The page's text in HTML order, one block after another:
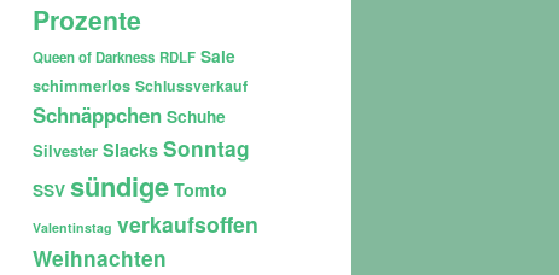
Prozente
Queen of Darkness RDLF Sale
schimmerlos Schlussverkauf
Schnäppchen Schuhe
Silvester Slacks Sonntag
SSV sündige Tomto
Valentinstag verkaufsoffen
Weihnachten